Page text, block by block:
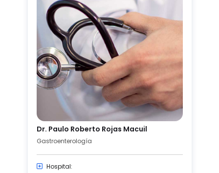
Dr. Paulo Roberto Rojas Macuil
Gastroenterología
Hospital: